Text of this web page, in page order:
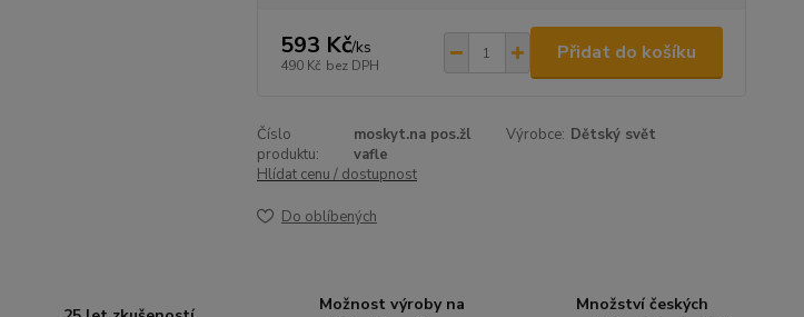
593 Kč/ks
490 Kč bez DPH
Přidat do košíku
Číslo
produktu:
moskyt.na pos.žl
vafle
Výrobce: Dětský svět
Hlídat cenu / dostupnost
Do oblíbených
Možnost výroby na
Množství českých